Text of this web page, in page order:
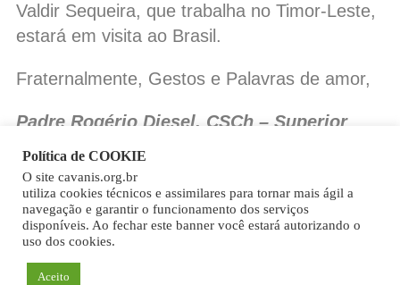
Valdir Sequeira, que trabalha no Timor-Leste,
estará em visita ao Brasil.
Fraternalmente, Gestos e Palavras de amor,
Padre Rogério Diesel, CSCh – Superior
provincial
Copy
Link
Política de COOKIE
O site cavanis.org.br
utiliza cookies técnicos e assimilares para tornar mais ágil a
navegação e garantir o funcionamento dos serviços
disponíveis. Ao fechar este banner você estará autorizando o
uso dos cookies.
Aceito